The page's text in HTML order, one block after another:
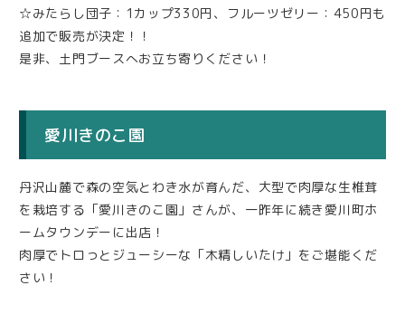
☆みたらし団子：1カップ330円、フルーツゼリー：450円も
追加で販売が決定！！
是非、土門ブースへお立ち寄りください！
愛川きのこ園
丹沢山麓で森の空気とわき水が育んだ、大型で肉厚な生椎茸
を栽培する「愛川きのこ園」さんが、一昨年に続き愛川町ホ
ームタウンデーに出店！
肉厚でトロっとジューシーな「木精しいたけ」をご堪能くだ
さい！